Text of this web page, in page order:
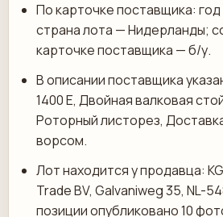
По карточке поставщика: год
страна лота — Нидерланды;
карточке поставщика — б/у.
В описании поставщика
1400 E, Двойная валковая
Роторный листорез,
ворсом.
Лот находится у продавца:
Trade BV, Galvaniweg 35, NL-
позиции опубликовано 10